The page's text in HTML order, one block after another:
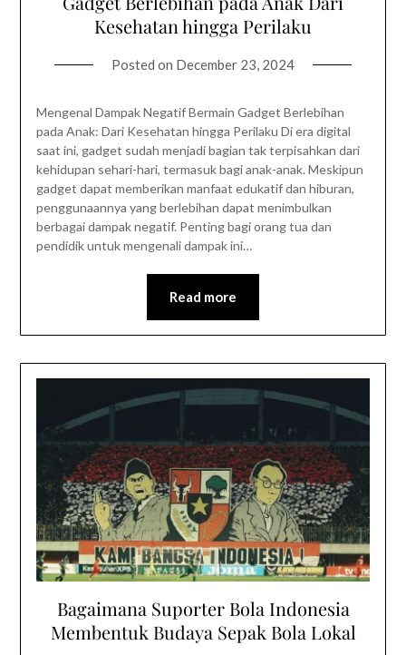
Kesehatan hingga Perilaku
Posted on December 23, 2024
Mengenal Dampak Negatif Bermain Gadget Berlebihan
pada Anak: Dari Kesehatan hingga Perilaku Di era digital
saat ini, gadget sudah menjadi bagian tak terpisahkan dari
kehidupan sehari-hari, termasuk bagi anak-anak. Meskipun
gadget dapat memberikan manfaat edukatif dan hiburan,
penggunaannya yang berlebihan dapat menimbulkan
berbagai dampak negatif. Penting bagi orang tua dan
pendidik untuk mengenali dampak ini…
Read more
Bagaimana Suporter Bola Indonesia
Membentuk Budaya Sepak Bola Lokal